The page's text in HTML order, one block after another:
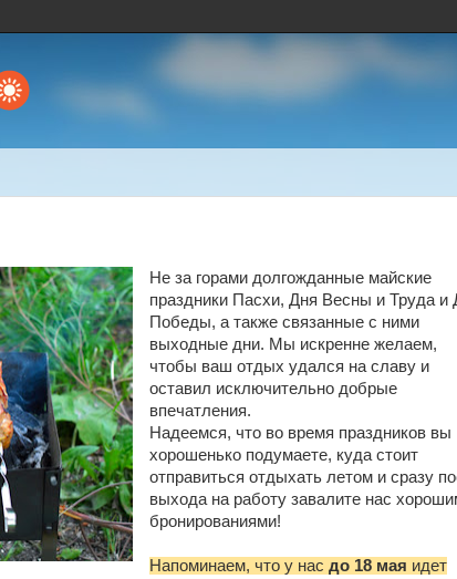
Не за горами долгожданные майские
праздники Пасхи, Дня Весны и Труда и
Победы, а также связанные с ними
выходные дни. Мы искренне желаем,
чтобы ваш отдых удался на славу и
оставил исключительно добрые
впечатления.
Надеемся, что во время праздников вы
хорошенько подумаете, куда стоит
отправиться отдыхать летом и сразу
выхода на работу завалите нас
бронированиями!
Напоминаем, что у нас до 18 мая идет